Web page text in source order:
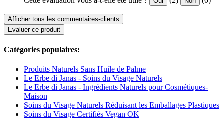
Afficher tous les commentaires-clients
Evaluer ce produit
Catégories populaires:
Produits Naturels Sans Huile de Palme
Le Erbe di Janas - Soins du Visage Naturels
Le Erbe di Janas - Ingrédients Naturels pour Cosmétiques-
Maison
Soins du Visage Naturels Réduisant les Emballages Plastiques
Soins du Visage Certifiés Vegan OK